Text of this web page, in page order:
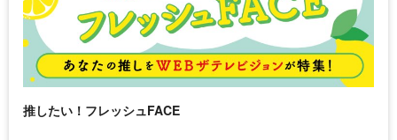
推したい！フレッシュFACE